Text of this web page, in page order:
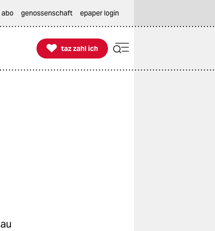
abo genossenschaft epaper login

taz zahl ich
taz zahl ich